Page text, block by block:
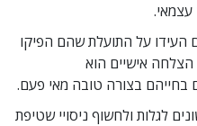
העידו על התועלת שהם הפיקו
הצלחה אישיים הוא
בחייהם בצורה טובה מאי פעם.
לגלות ולחשוף ניסויי שטיפת